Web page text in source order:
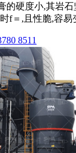
的硬度小,其岩
f＝,且性脆,容易
8511